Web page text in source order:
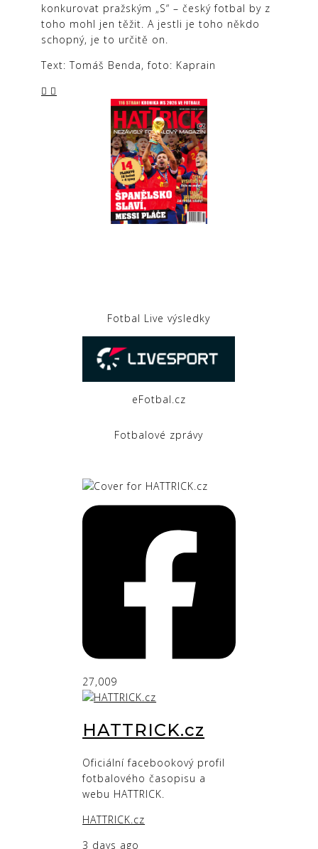
konkurovat pražským „S“ – český fotbal by z
toho mohl jen těžit. A jestli je toho někdo
schopný, je to určitě on.
Text: Tomáš Benda, foto: Kaprain
Fotbal Live výsledky
eFotbal.cz
Fotbalové zprávy
27,009
HATTRICK.cz
Oficiální facebookový profil
fotbalového časopisu a
webu HATTRICK.
HATTRICK.cz
3 days ago